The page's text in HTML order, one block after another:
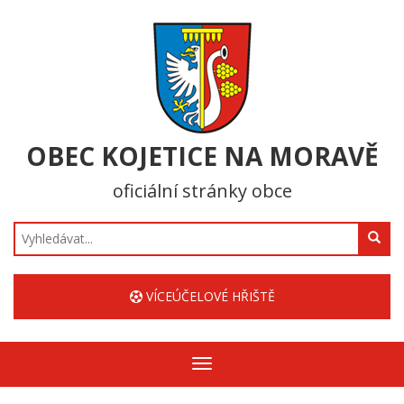
OBEC KOJETICE NA MORAVĚ
oficiální stránky obce
Hledat
VÍCEÚČELOVÉ HŘIŠTĚ
Zobrazit/skrýt
navigaci